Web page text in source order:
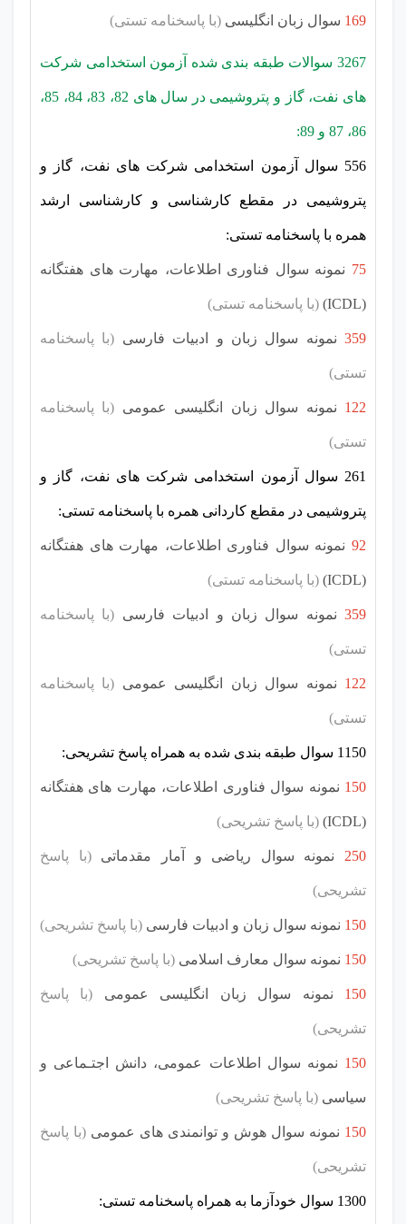
169 سوال زبان انگلیسی (با پاسخنامه تستی)
3267 سوالات طبقه بندی شده آزمون استخدامی شرکت
های نفت، گاز و پتروشیمی در سال های 82، 83، 84، 85،
86، 87 و 89:
556 سوال آزمون استخدامی شرکت های نفت، گاز و
پتروشیمی در مقطع کارشناسی و کارشناسی ارشد
همره با پاسخنامه تستی:
75 نمونه سوال فناوری اطلاعات، مهارت های هفتگانه
(ICDL) (با پاسخنامه تستی)
359 نمونه سوال زبان و ادبیات فارسی (با پاسخنامه
تستی)
122 نمونه سوال زبان انگلیسی عمومی (با پاسخنامه
تستی)
261 سوال آزمون استخدامی شرکت های نفت، گاز و
پتروشیمی در مقطع کاردانی همره با پاسخنامه تستی:
92 نمونه سوال فناوری اطلاعات، مهارت های هفتگانه
(ICDL) (با پاسخنامه تستی)
359 نمونه سوال زبان و ادبیات فارسی (با پاسخنامه
تستی)
122 نمونه سوال زبان انگلیسی عمومی (با پاسخنامه
تستی)
1150 سوال طبقه بندی شده به همراه پاسخ تشریحی:
150 نمونه سوال فناوری اطلاعات، مهارت های هفتگانه
(ICDL) (با پاسخ تشریحی)
250 نمونه سوال ریاضی و آمار مقدماتی(با پاسخ
تشریحی)
150 نمونه سوال زبان و ادبیات فارسی (با پاسخ تشریحی)
150 نمونه سوال معارف اسلامی (با پاسخ تشریحی)
150 نمونه سوال زبان انگلیسی عمومی (با پاسخ
تشریحی)
150 نمونه سوال اطلاعات عمومی، دانش اجتـماعی و
سیاسی (با پاسخ تشریحی)
150 نمونه سوال هوش و توانمندی های عمومی (با پاسخ
تشریحی)
1300 سوال خودآزما به همراه پاسخنامه تستی: